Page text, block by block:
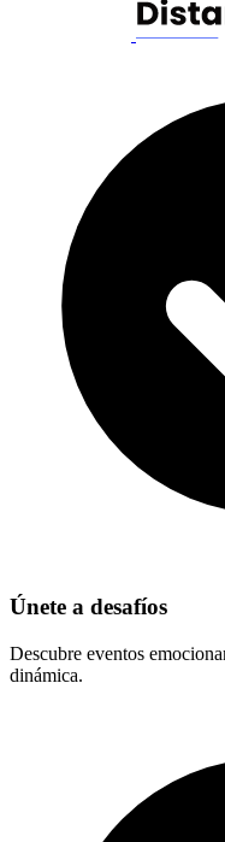
Únete a desafíos
Descubre eventos
dinámica.